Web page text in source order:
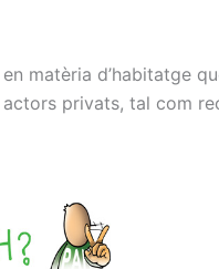
en matèria d’habitatge
privats, tal com